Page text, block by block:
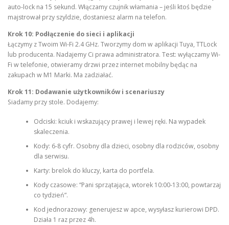
auto-lock na 15 sekund. Włączamy czujnik włamania – jeśli ktoś będzie
majstrował przy szyldzie, dostaniesz alarm na telefon.
Krok 10: Podłączenie do sieci i aplikacji
Łączymy z Twoim Wi-Fi 2.4 GHz. Tworzymy dom w aplikacji Tuya, TTLock
lub producenta. Nadajemy Ci prawa administratora. Test: wyłączamy Wi-
Fi w telefonie, otwieramy drzwi przez internet mobilny będąc na
zakupach w M1 Marki. Ma zadziałać.
Krok 11: Dodawanie użytkowników i scenariuszy
Siadamy przy stole. Dodajemy:
Odciski: kciuk i wskazujący prawej i lewej ręki. Na wypadek
skaleczenia.
Kody: 6-8 cyfr. Osobny dla dzieci, osobny dla rodziców, osobny
dla serwisu.
Karty: brelok do kluczy, karta do portfela.
Kody czasowe: “Pani sprzątająca, wtorek 10:00-13:00, powtarzaj
co tydzień”.
Kod jednorazowy: generujesz w apce, wysyłasz kurierowi DPD.
Działa 1 raz przez 4h.